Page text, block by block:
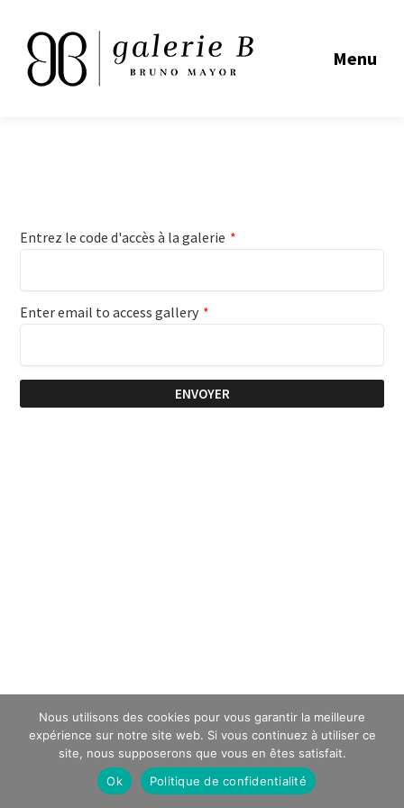
Menu
Entrez le code d'accès à la galerie *
Enter email to access gallery *
ENVOYER
Nous utilisons des cookies pour vous garantir la meilleure
expérience sur notre site web. Si vous continuez à utiliser ce
site, nous supposerons que vous en êtes satisfait.
Ok
Politique de confidentialité